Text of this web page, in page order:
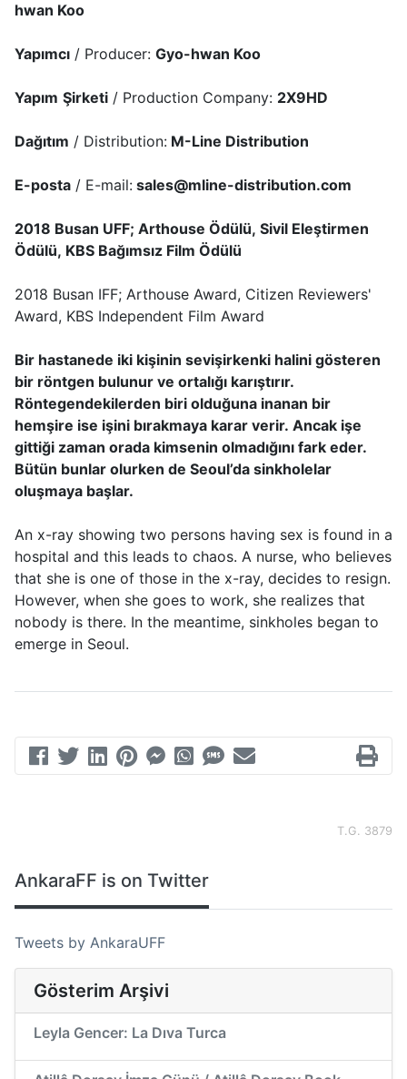
hwan Koo
Yapımcı / Producer: Gyo-hwan Koo
Yapım Şirketi / Production Company: 2X9HD
Dağıtım / Distribution: M-Line Distribution
E-posta / E-mail: sales@mline-distribution.com
2018 Busan UFF; Arthouse Ödülü, Sivil Eleştirmen
Ödülü, KBS Bağımsız Film Ödülü
2018 Busan IFF; Arthouse Award, Citizen Reviewers'
Award, KBS Independent Film Award
Bir hastanede iki kişinin sevişirkenki halini gösteren
bir röntgen bulunur ve ortalığı karıştırır.
Röntegendekilerden biri olduğuna inanan bir
hemşire ise işini bırakmaya karar verir. Ancak işe
gittiği zaman orada kimsenin olmadığını fark eder.
Bütün bunlar olurken de Seoul’da sinkholelar
oluşmaya başlar.
An x-ray showing two persons having sex is found in a
hospital and this leads to chaos. A nurse, who believes
that she is one of those in the x-ray, decides to resign.
However, when she goes to work, she realizes that
nobody is there. In the meantime, sinkholes began to
emerge in Seoul.
T.G. 3879
AnkaraFF is on Twitter
Tweets by AnkaraUFF
Gösterim Arşivi
Leyla Gencer: La Dıva Turca